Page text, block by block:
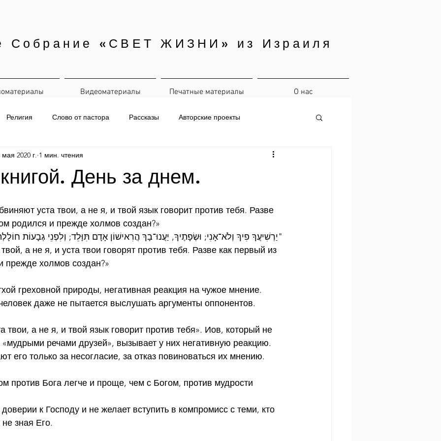
Собрание «СВЕТ ЖИЗНИ» из Израиля
Видеоматериалы Печатные материалы О нас
Религия Слово от пастора Рассказы Авторские проекты
рассылка
День за днем.
мая 2020 г. 1 мин. чтения
уста твои, а не я, и твой язык говорит против тебя. Разве
родился и прежде холмов создан?»
"יַרְשִׁיעֲךָ פִיךָ וְלֹא־אָנִי; וּשְׂפָתֶיךָ, יַעֲנוּ־בָךְ הֲרִאישׁוֹן אָדָם תִּוָּלֵד; וְלִפְנֵי גְבָעוֹת
а не я, и уста твои говорят против тебя. Разве как первый из
холмов создан?»
греховной природы, негативная реакция на чужое мнение.
даже не пытается выслушать аргументы оппонентов.
твои, а не я, и твой язык говорит против тебя». Иов, который не
«мудрыми речами друзей», вызывает у них негативную реакцию.
его только за несогласие, за отказ повиноваться их мнению.
против Бога легче и проще, чем с Богом, против мудрости
к Господу и не желает вступить в компромисс с теми, кто
зная Его.